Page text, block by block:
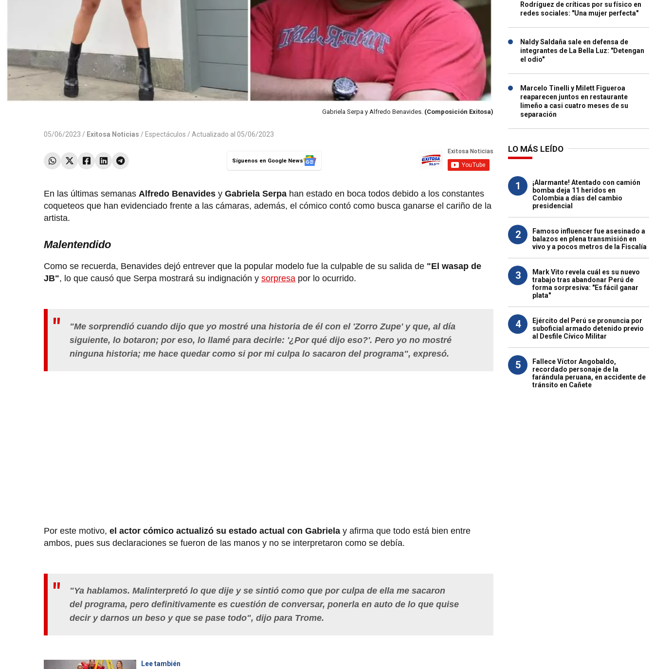
Gabriela Serpa y Alfredo Benavides. (Composición Exitosa)
05/06/2023 / Exitosa Noticias / Espectáculos / Actualizado al 05/06/2023
Síguenos en Google News
En las últimas semanas Alfredo Benavides y Gabriela Serpa han estado en boca todos debido a los constantes
coqueteos que han evidenciado frente a las cámaras, además, el cómico contó como busca ganarse el cariño de la
artista.
Malentendido
Como se recuerda, Benavides dejó entrever que la popular modelo fue la culpable de su salida de "El wasap de
JB", lo que causó que Serpa mostrará su indignación y sorpresa por lo ocurrido.
"Me sorprendió cuando dijo que yo mostré una historia de él con el 'Zorro Zupe' y que, al día
siguiente, lo botaron; por eso, lo llamé para decirle: '¿Por qué dijo eso?'. Pero yo no mostré
ninguna historia; me hace quedar como si por mi culpa lo sacaron del programa", expresó.
Por este motivo, el actor cómico actualizó su estado actual con Gabriela y afirma que todo está bien entre
ambos, pues sus declaraciones se fueron de las manos y no se interpretaron como se debía.
"Ya hablamos. Malinterpretó lo que dije y se sintió como que por culpa de ella me sacaron
del programa, pero definitivamente es cuestión de conversar, ponerla en auto de lo que quise
decir y darnos un beso y que se pase todo", dijo para Trome.
Lee también
Rodríguez de críticas por su físico en
redes sociales: "Una mujer perfecta"
Naldy Saldaña sale en defensa de
integrantes de La Bella Luz: "Detengan
el odio"
Marcelo Tinelli y Milett Figueroa
reaparecen juntos en restaurante
limeño a casi cuatro meses de su
separación
LO MÁS LEÍDO
1
¡Alarmante! Atentado con camión
bomba deja 11 heridos en
Colombia a días del cambio
presidencial
2
Famoso influencer fue asesinado a
balazos en plena transmisión en
vivo y a pocos metros de la Fiscalía
3
Mark Vito revela cuál es su nuevo
trabajo tras abandonar Perú de
forma sorpresiva: "Es fácil ganar
plata"
4
Ejército del Perú se pronuncia por
suboficial armado detenido previo
al Desfile Cívico Militar
5
Fallece Víctor Angobaldo,
recordado personaje de la
farándula peruana, en accidente de
tránsito en Cañete